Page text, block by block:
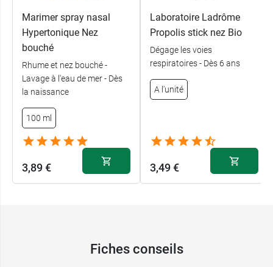
Marimer spray nasal
Hypertonique Nez
bouché
Rhume et nez bouché -
Lavage à l'eau de mer - Dès
la naissance
100 ml
3,89 €
Laboratoire Ladrôme
Propolis stick nez Bio
Dégage les voies
respiratoires - Dès 6 ans
A l'unité
3,49 €
Fiches conseils